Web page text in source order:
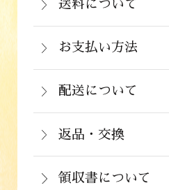
送料について
岡山県：704円(税込)
関西・中国（岡山県除
州：770円(税込)
関東・信越・北陸・
東北：1,210円(税込)
北海道：1,430円(税込)
沖縄：2,024円(税込)
※クール便の場合は送
お支払い方法
お支払いは、カード
数料弊社負担）・銀
郵便振込（前払い）
イン決済）・ドコモ
んたん決済・au PAY
めて支払い(B)がご利
配送について
通常在庫がある商品
注文から２～５営業日
す。
返品・交換
商品が食品のため、
着後の返品は基本的に
領収書について